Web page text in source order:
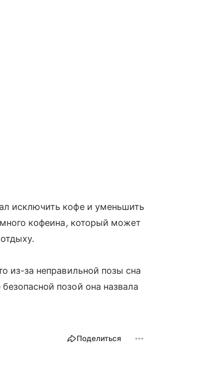
исключить кофе и уменьшить
кофеина, который может
из-за неправильной позы сна
позой она назвала
Поделиться